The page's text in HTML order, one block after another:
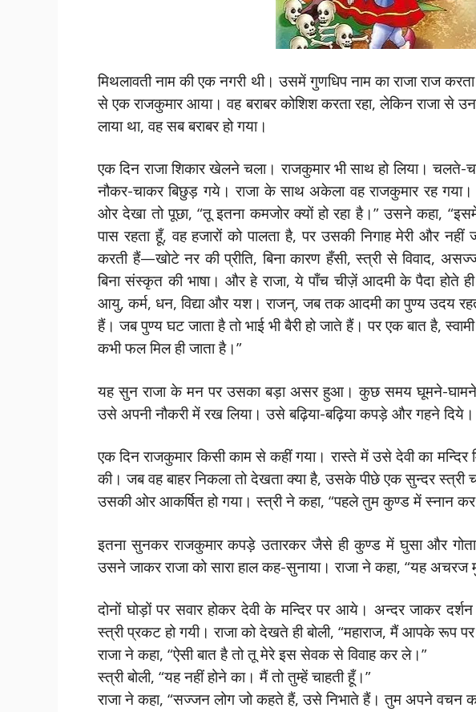
मिथलावती नाम की एक नगरी थी। उसमें गुणधिप नाम का राजा राज
से एक राजकुमार आया। वह बराबर कोशिश करता रहा, लेकिन राजा
लाया था, वह सब बराबर हो गया।
एक दिन राजा शिकार खेलने चला। राजकुमार भी साथ हो लिया।
नौकर-चाकर बिछुड़ गये। राजा के साथ अकेला वह राजकुमार रह
ओर देखा तो पूछा, “तू इतना कमजोर क्यों हो रहा है।” उसने कहा,
पास रहता हूँ, वह हजारों को पालता है, पर उसकी निगाह मेरी और
करती हैं—खोटे नर की प्रीति, बिना कारण हँसी, स्त्री से विवाद,
बिना संस्कृत की भाषा। और हे राजा, ये पाँच चीज़ें आदमी के पैदा होते
आयु, कर्म, धन, विद्या और यश। राजन्, जब तक आदमी का पुण्य उदय
हैं। जब पुण्य घट जाता है तो भाई भी बैरी हो जाते हैं। पर एक बात है,
कभी फल मिल ही जाता है।”
यह सुन राजा के मन पर उसका बड़ा असर हुआ। कुछ समय घूमने-
उसे अपनी नौकरी में रख लिया। उसे बढ़िया-बढ़िया कपड़े और गहने दिये।
एक दिन राजकुमार किसी काम से कहीं गया। रास्ते में उसे देवी का
की। जब वह बाहर निकला तो देखता क्या है, उसके पीछे एक सुन्दर
उसकी ओर आकर्षित हो गया। स्त्री ने कहा, “पहले तुम कुण्ड में स्नान
इतना सुनकर राजकुमार कपड़े उतारकर जैसे ही कुण्ड में घुसा और
उसने जाकर राजा को सारा हाल कह-सुनाया। राजा ने कहा, “यह
दोनों घोड़ों पर सवार होकर देवी के मन्दिर पर आये। अन्दर जाकर
स्त्री प्रकट हो गयी। राजा को देखते ही बोली, “महाराज, मैं आपके रूप
राजा ने कहा, “ऐसी बात है तो तू मेरे इस सेवक से विवाह कर ले।”
स्त्री बोली, “यह नहीं होने का। मैं तो तुम्हें चाहती हूँ।”
राजा ने कहा, “सज्जन लोग जो कहते हैं, उसे निभाते हैं। तुम अपने वचन